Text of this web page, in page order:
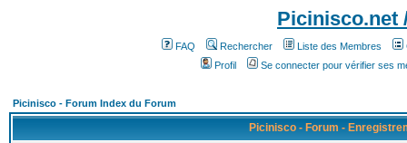
Picinisco.net
FAQ Rechercher Liste des Membres
Profil
Se connecter pour vérifier ses
Picinisco - Forum Index du Forum
Picinisco - Forum -